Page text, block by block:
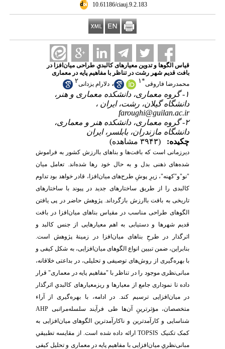
‎ 10.61186/ciauj.9.2.183
قیاس الگوها و تدوین معیارهای کالبدیِ طراحی میان‌افزا در
بافت قدیم شهر رشت در تناظر با مفاهیم پایه در معماری
محمدرضا فاروقی*۱ ، دلارام یزدانی۲
۱- گروه معماری، دانشکده معماری و هنر،
دانشگاه گیلان، رشت، ایران ،
faroughi@guilan.ac.ir
۲- گروه معماری، دانشکده هنر و معماری،
دانشگاه مازندران، بابلسر، ایران
چکیده:
(۳۹۴۳ مشاهده)
دیرزمانی است که بافت‌ها و بناهای باارزش کشور به فراموش
شده‌های ذهنی بدل و به حال خود رها شده‌اند. تعامل میان
"نو"و"کهنه"، زیرِ پوشِ طرح‌های میان‌افزا، قادر خواهد بود تداوم
کالبدی را از طریق ساختارهای جدید در پیوند با ساختارهای
تاریخی به بافت باارزش بازگرداند. پژوهش حاضر در پی یافتن
الگوهای طراحی مناسب در مقیاس بناهای میان‌افزا در بافت
قدیم شهرها و دستیابی به اهم معیارهایی از جنس کالبد و
اثرگذار در طرحِ بناهای میان‌افزا در زمینۀ پژوهش است.
بنابراین، ضمن تبیین انواع الگوهای میان‌افزایی، به شکل کیفی و
با بهره‌گیری از روش‌های توصیفی و تحلیلی، در بداعتی خلاقانه،
مبانی‌نظری موجود را در تناظر با "مفاهیم پایه در معماری" قرار
داده تا نموداری جامع از معیارها و ریزمعیارهای کالبدیِ اثرگذار
در میان‌افزایی ترسیم کند. در ادامه، با بهره‌گیری از آراء
متخصصان، مؤثرترینِ آن‌ها طی فرآیند سلسله‌مراتبی AHP
شناسایی و کارآمدترین و ناکارآمدترین الگوهای میان‌افزایی به
کمک تکنیک TOPSIS ارائه داده شده است. از مقایسه تطبیقیِ
مبانی‌نظریِ میان‌افزایی با مفاهیم پایه در معماری و تحلیل کیفی